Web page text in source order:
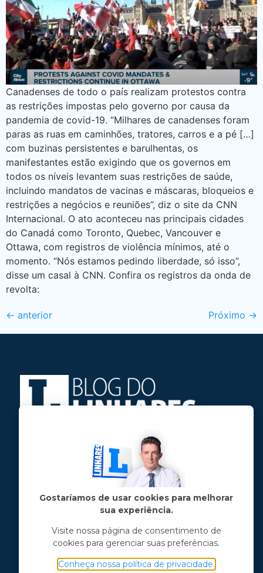
Canadenses de todo o país realizam protestos contra
as restrições impostas pelo governo por causa da
pandemia de covid-19. “Milhares de canadenses foram
paras as ruas em caminhões, tratores, carros e a pé […]
com buzinas persistentes e barulhentas, os
manifestantes estão exigindo que os governos em
todos os níveis levantem suas restrições de saúde,
incluindo mandatos de vacinas e máscaras, bloqueios e
restrições a negócios e reuniões”, diz o site da CNN
Internacional. O ato aconteceu nas principais cidades
do Canadá como Toronto, Quebec, Vancouver e
Ottawa, com registros de violência mínimos, até o
momento. “Nós estamos pedindo liberdade, só isso”,
disse um casal à CNN. Confira os registros da onda de
revolta:
← anterior Próximo →
Jose Linhares Jr é maranhense.
Formado em Jornalismo, estudou filosofia
e tem pós-graduações em ciência política
e marketing político.
Menu principal
Notícias
Opinião
Gostaríamos de usar cookies para melhorar
sua experiência.
Visite nossa página de consentimento de
cookies para gerenciar suas preferências.
Conheça nossa política de privacidade.